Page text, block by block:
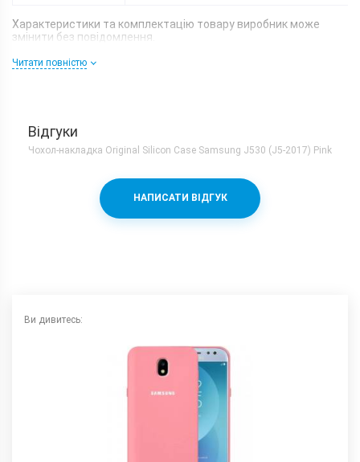
Характеристики та комплектацію товару виробник може
змінити без повідомлення.
Читати повністю
Відгуки
Чохол-накладка Original Silicon Case Samsung J530 (J5-2017) Pink
НАПИСАТИ ВІДГУК
Ви дивитесь: